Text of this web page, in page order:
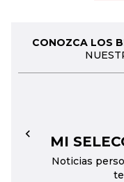
CONOZCA LOS
MI
Noticias
←